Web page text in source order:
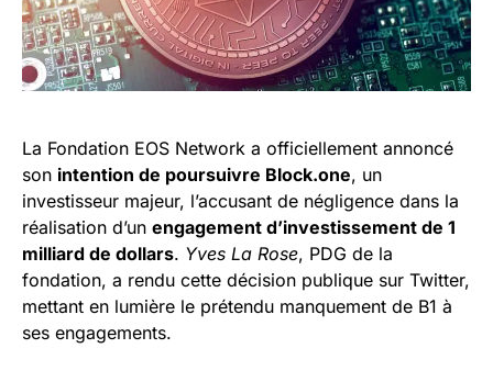
La Fondation EOS Network a officiellement annoncé
son intention de poursuivre Block.one, un
investisseur majeur, l’accusant de négligence dans la
réalisation d’un engagement d’investissement de 1
milliard de dollars. Yves La Rose, PDG de la
fondation, a rendu cette décision publique sur Twitter,
mettant en lumière le prétendu manquement de B1 à
ses engagements.